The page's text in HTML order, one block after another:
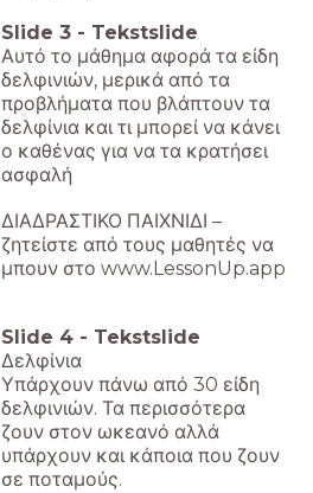
Slide 3 - Tekstslide
Αυτό το μάθημα αφορά τα είδη
δελφινιών, μερικά από τα
προβλήματα που βλάπτουν τα
δελφίνια και τι μπορεί να κάνει
ο καθένας για να τα κρατήσει
ασφαλή
ΔΙΑΔΡΑΣΤΙΚΟ ΠΑΙΧΝΙΔΙ –
ζητείστε από τους μαθητές να
μπουν στο www.LessonUp.app
Slide 4 - Tekstslide
Δελφίνια
Υπάρχουν πάνω από 30 είδη
δελφινιών. Τα περισσότερα
ζουν στον ωκεανό αλλά
υπάρχουν και κάποια που ζουν
σε ποταμούς.